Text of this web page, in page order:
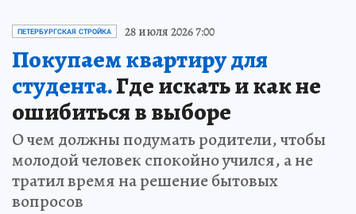
ПЕТЕРБУРГСКАЯ СТРОЙКА 28 июля 2026 7:00
Покупаем квартиру для
студента.Где искать и как не
ошибиться в выборе
О чем должны подумать родители, чтобы
молодой человек спокойно учился, а не
тратил время на решение бытовых
вопросов